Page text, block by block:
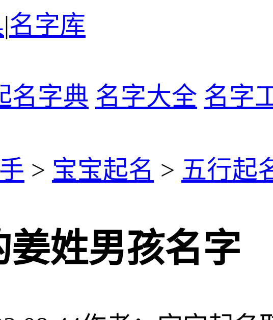
|名字库
名字典 名字大全 名字
> 宝宝起名 > 五行起
姜姓男孩名字